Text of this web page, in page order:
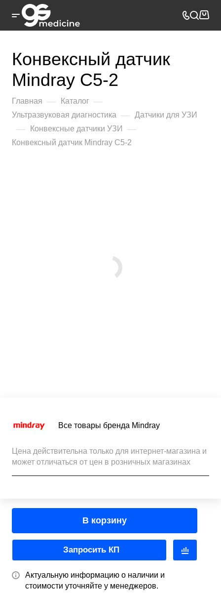
Конвексный датчик
Mindray C5-2
Главная — Каталог —
Ультразвуковая диагностика — Датчики для УЗИ
— Конвексные датчики УЗИ —
Конвексный датчик Mindray C5-2
Все товары бренда Mindray
Цена действительна только для интернет-магазина и
может отличаться от цен в розничных магазинах
В корзину
Запросить КП
Актуальную информацию о наличии и
стоимости уточняйте у менеджеров.